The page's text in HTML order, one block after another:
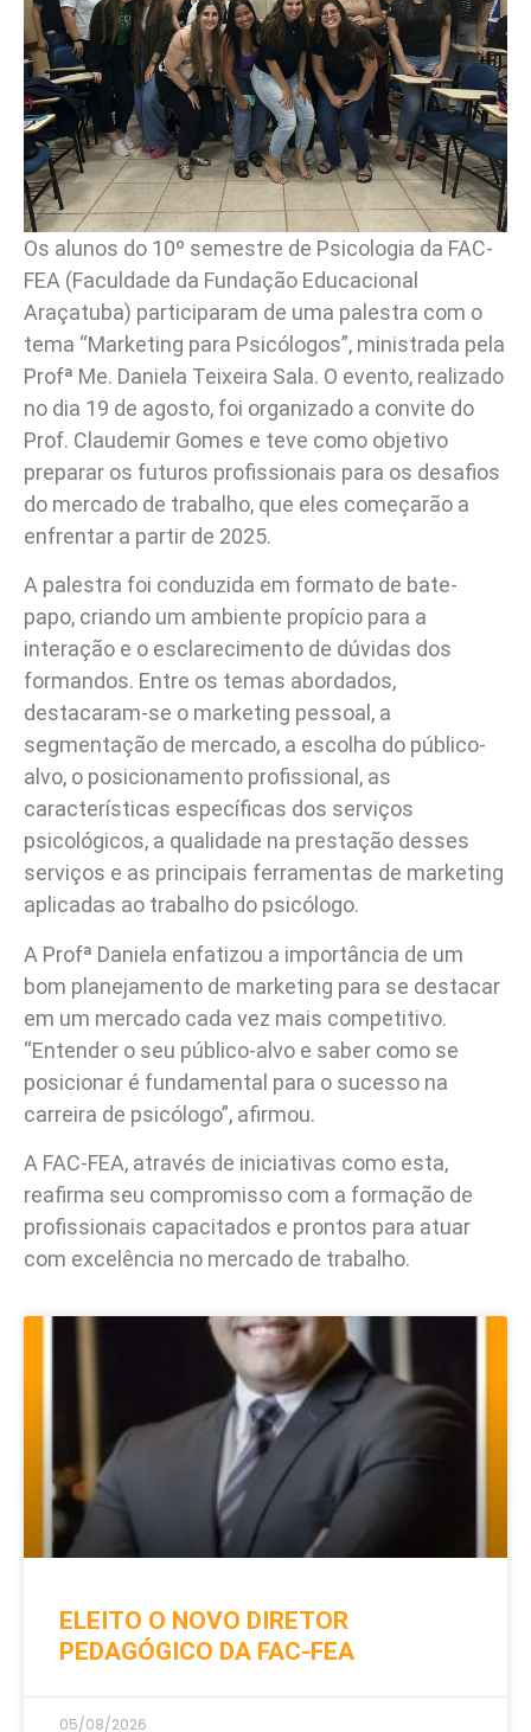
Os alunos do 10º semestre de Psicologia da FAC-
FEA (Faculdade da Fundação Educacional
Araçatuba) participaram de uma palestra com o
tema “Marketing para Psicólogos”, ministrada pela
Profª Me. Daniela Teixeira Sala. O evento, realizado
no dia 19 de agosto, foi organizado a convite do
Prof. Claudemir Gomes e teve como objetivo
preparar os futuros profissionais para os desafios
do mercado de trabalho, que eles começarão a
enfrentar a partir de 2025.
A palestra foi conduzida em formato de bate-
papo, criando um ambiente propício para a
interação e o esclarecimento de dúvidas dos
formandos. Entre os temas abordados,
destacaram-se o marketing pessoal, a
segmentação de mercado, a escolha do público-
alvo, o posicionamento profissional, as
características específicas dos serviços
psicológicos, a qualidade na prestação desses
serviços e as principais ferramentas de marketing
aplicadas ao trabalho do psicólogo.
A Profª Daniela enfatizou a importância de um
bom planejamento de marketing para se destacar
em um mercado cada vez mais competitivo.
“Entender o seu público-alvo e saber como se
posicionar é fundamental para o sucesso na
carreira de psicólogo”, afirmou.
A FAC-FEA, através de iniciativas como esta,
reafirma seu compromisso com a formação de
profissionais capacitados e prontos para atuar
com excelência no mercado de trabalho.
ELEITO O NOVO DIRETOR
PEDAGÓGICO DA FAC-FEA
05/08/2026